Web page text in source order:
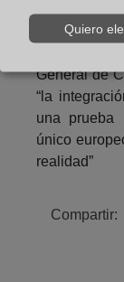
piloto
General de
“la
una prueba
único
realidad”
Compartir:
Quiero